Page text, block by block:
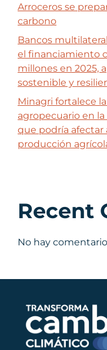
Arroceros se
carbono
Bancos
el financiamiento
millones en 2025,
sostenible y
Minagri fortalece
agropecuario en
que podría afectar
producción
Recent
No hay